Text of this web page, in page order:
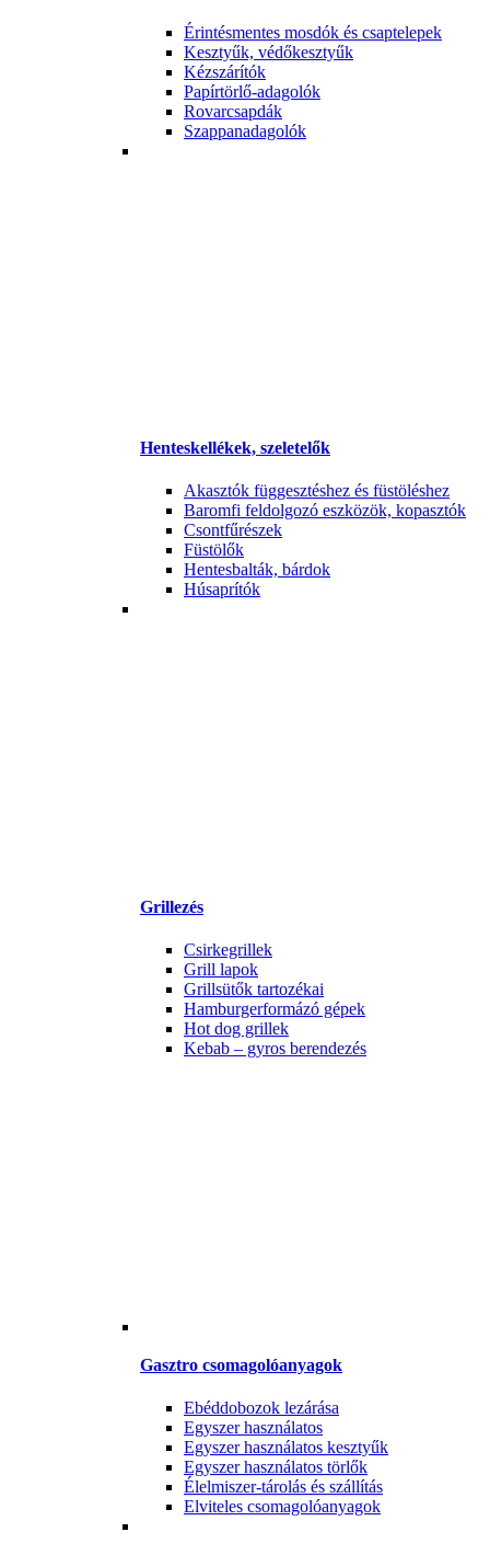
Érintésmentes mosdók és csaptelepek
Kesztyűk, védőkesztyűk
Kézszárítók
Papírtörlő-adagolók
Rovarcsapdák
Szappanadagolók
Henteskellékek, szeletelők
Akasztók függesztéshez és füstöléshez
Baromfi feldolgozó eszközök, kopasztók
Csontfűrészek
Füstölők
Hentesbalták, bárdok
Húsaprítók
Grillezés
Csirkegrillek
Grill lapok
Grillsütők tartozékai
Hamburgerformázó gépek
Hot dog grillek
Kebab – gyros berendezés
Gasztro csomagolóanyagok
Ebéddobozok lezárása
Egyszer használatos
Egyszer használatos kesztyűk
Egyszer használatos törlők
Élelmiszer-tárolás és szállítás
Elviteles csomagolóanyagok